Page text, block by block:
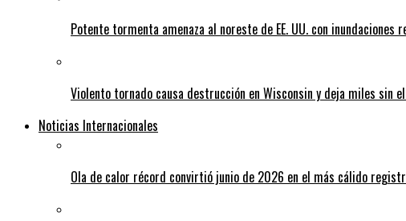
Potente tormenta amenaza al noreste de EE. UU. con inundaciones
Violento tornado causa destrucción en Wisconsin y deja miles sin
Noticias Internacionales
Ola de calor récord convirtió junio de 2026 en el más cálido